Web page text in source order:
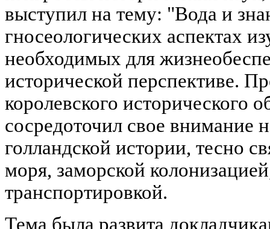
выступил на тему: "Вода и
гносеологических аспектах
необходимых для
исторической перспективе.
королевского исторического
сосредоточил свое внимание
голландской истории, тесно
моря, заморской
транспортировкой.
Тема была развита